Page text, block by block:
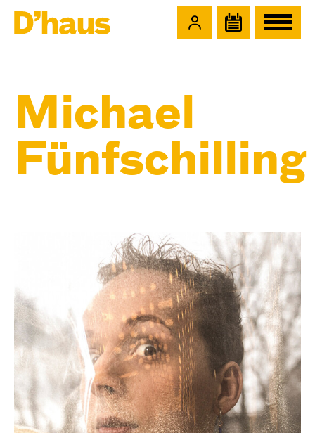
Michael
Fünfschilling